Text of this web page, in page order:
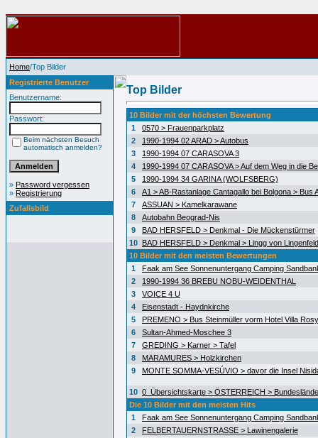
Home/Top Bilder
Registrierte Benutzer
Benutzername:
Passwort:
Beim nächsten Besuch
automatisch anmelden?
» Password vergessen
» Registrierung
Zufallsbild
Top Bilder
10 Bilder mit der höchsten Bewertung
1
0570 > Frauenparkplatz
2
1990-1994 02 ARAD > Autobus
3
1990-1994 07 CARASOVA 3
4
1990-1994 07 CARASOVA > Auf dem Weg in die
5
1990-1994 34 GARINA (WOLFSBERG)
6
A1 > AB-Rastanlage Cantagallo bei Bolgona > Bus
7
ASSUAN > Kamelkarawane
8
Autobahn Beograd-Nis
9
BAD HERSFELD > Denkmal - Die Mückenstürmer
10 BAD HERSFELD > Denkmal > Lingg von Lingenfeld
10 Bilder mit den meisten Bewertungen
1
Faak am See Sonnenuntergang Camping
2
1990-1994 36 BREBU NOBU-WEIDENTHAL
3
VOICE 4 U
4
Eisenstadt - Haydnkirche
5
PREMENO > Bus Steinmüller vorm Hotel Villa Rosy
6
Sultan-Ahmed-Moschee 3
7
GREDING > Karner > Tafel
8
MARAMURES > Holzkirchen
9
MONTE SOMMA-VESÚVIO > davor die Insel
10 0_Übersichtskarte > ÖSTERREICH >
Die 10 Bilder mit den meisten Hits
1
Faak am See Sonnenuntergang Camping
2
FELBERTAUERNSTRASSE > Lawinengalerie